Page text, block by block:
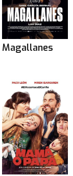
Magallanes